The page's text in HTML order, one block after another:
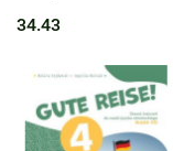
34.43